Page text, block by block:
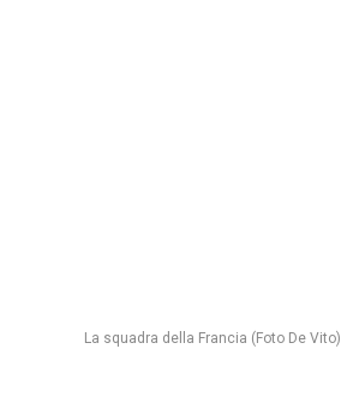
La squadra della Francia (Foto De Vito)